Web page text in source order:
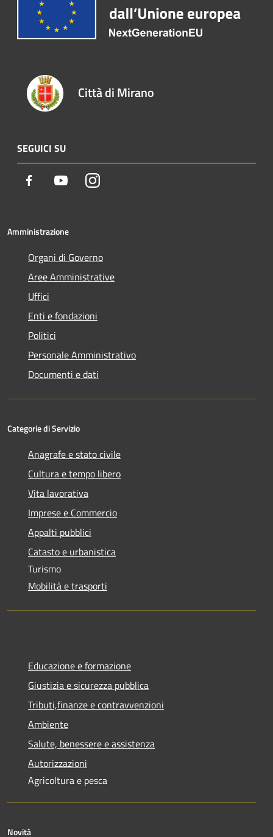
Città di Mirano
SEGUICI SU
Facebook YoutubeInstagram
Amministrazione
Organi di Governo
Aree Amministrative
Uffici
Enti e fondazioni
Politici
Personale Amministrativo
Documenti e dati
Categorie di Servizio
Anagrafe e stato civile
Cultura e tempo libero
Vita lavorativa
Imprese e Commercio
Appalti pubblici
Catasto e urbanistica
Turismo
Mobilità e trasporti
Educazione e formazione
Giustizia e sicurezza pubblica
Tributi,finanze e contravvenzioni
Ambiente
Salute, benessere e assistenza
Autorizzazioni
Agricoltura e pesca
Novità